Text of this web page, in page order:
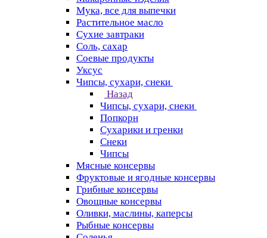
Мука, все для выпечки
Растительное масло
Сухие завтраки
Соль, сахар
Соевые продукты
Уксус
Чипсы, сухари, снеки
Назад
Чипсы, сухари, снеки
Попкорн
Сухарики и гренки
Снеки
Чипсы
Мясные консервы
Фруктовые и ягодные консервы
Грибные консервы
Овощные консервы
Оливки, маслины, каперсы
Рыбные консервы